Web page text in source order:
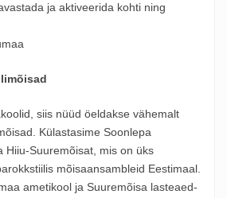
ja aktiveerida kohti ning
siis nüüd öeldakse vähemalt
Külastasime Soonlepa
Hiiu-Suuremõisat, mis on üks
mõisaansambleid Eestimaal.
ametikool ja Suuremõisa lasteaed-